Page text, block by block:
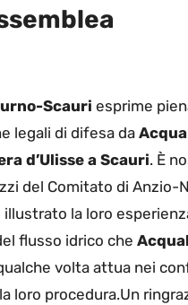
Scauri esprime
legali di difesa da
d’Ulisse a Scauri. È
del Comitato di
illustrato la loro
flusso idrico che
volta attua nei
loro procedura.Un